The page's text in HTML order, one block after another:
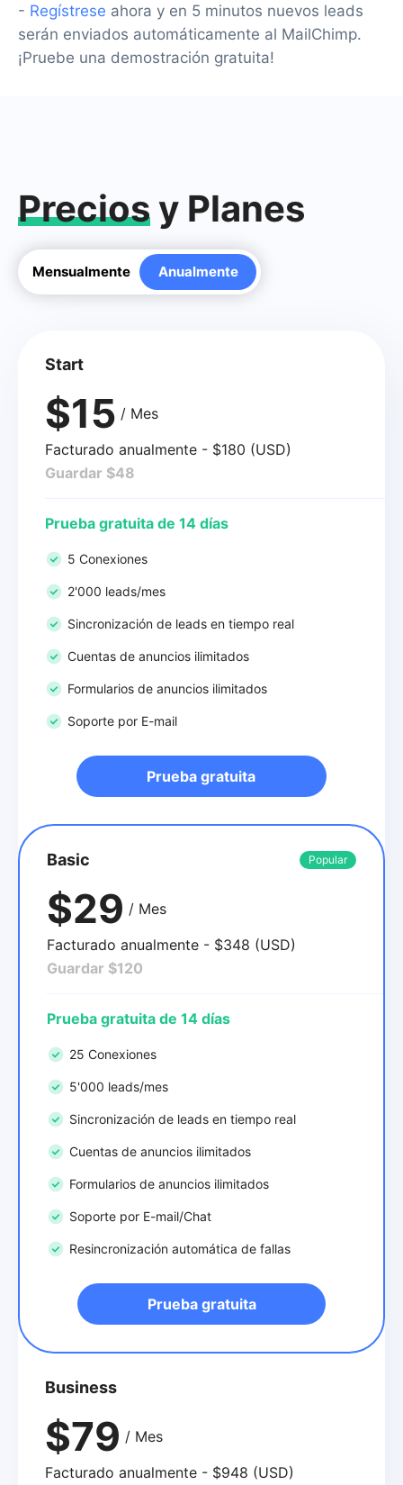
- Regístrese ahora y en 5 minutos nuevos leads
serán enviados automáticamente al MailChimp.
¡Pruebe una demostración gratuita!
Preciosy Planes
Mensualmente Anualmente
Start
$15 / Mes
Facturado anualmente - $180 (USD)
Guardar $48
Prueba gratuita de 14 días
5 Conexiones
2'000 leads/mes
Sincronización de leads en tiempo real
Cuentas de anuncios ilimitados
Formularios de anuncios ilimitados
Soporte por E-mail
Prueba gratuita
Basic Popular
$29 / Mes
Facturado anualmente - $348 (USD)
Guardar $120
Prueba gratuita de 14 días
25 Conexiones
5'000 leads/mes
Sincronización de leads en tiempo real
Cuentas de anuncios ilimitados
Formularios de anuncios ilimitados
Soporte por E-mail/Chat
Resincronización automática de fallas
Prueba gratuita
Business
$79 / Mes
Facturado anualmente - $948 (USD)